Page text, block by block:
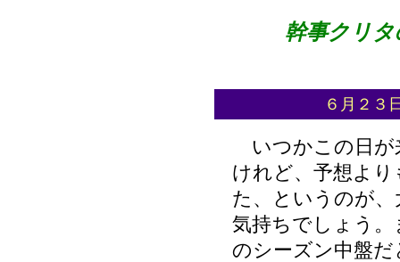
幹事クリタ
６月２３
いつかこの日が
けれど、予想よ
た、というのが
気持ちでしょう
のシーズン中盤